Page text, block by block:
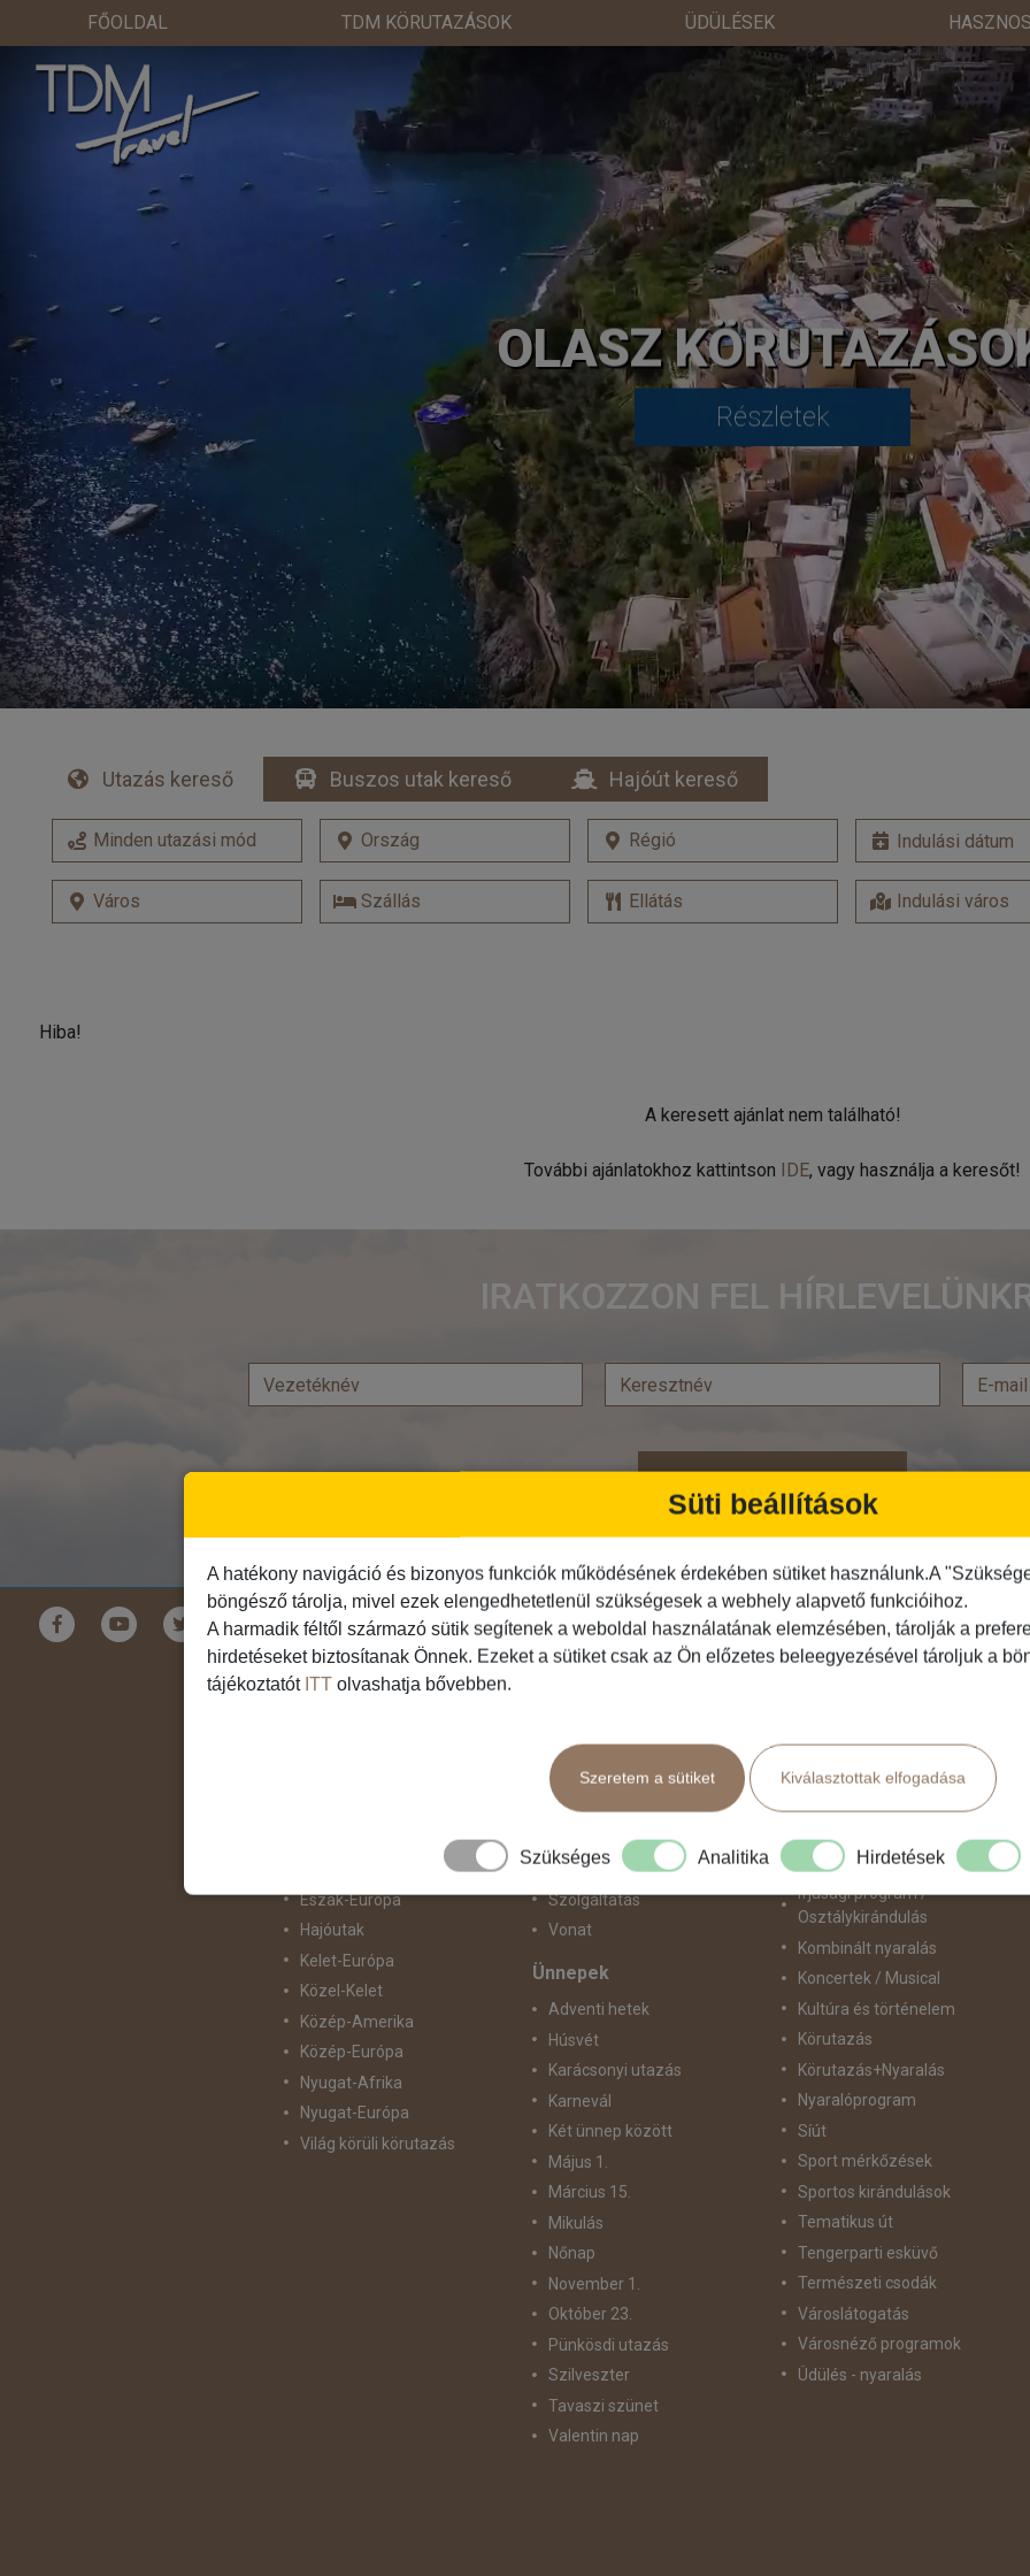
FŐOLDAL TDM KÖRUTAZÁSOK ÜDÜLÉSEK
OLASZ
Részletek
Utazás kereső Buszos utak kereső Hajóút kereső
Hiba!
A keresett ajánlat nem található!
További ajánlatokhoz kattintson IDE, vagy használja a keresőt!
IRATKOZZON FEL
Feliratkozás
Földrészek
Ausztrália
Ázsia
Észak-Európa
Hajóutak
Kelet-Európa
Közel-Kelet
Közép-Amerika
Közép-Európa
Nyugat-Afrika
Nyugat-Európa
Világ körüli körutazás
Közlekedés
Busszal
Fly & Drive
Hajó
repülő+busz
repülő+hajó
Repülővel
Szolgáltatás
Vonat
Ünnepek
Adventi hetek
Húsvét
Karácsonyi utazás
Karnevál
Két ünnep között
Május 1.
Március 15.
Mikulás
Nőnap
November 1.
Október 23.
Pünkösdi utazás
Szilveszter
Tavaszi szünet
Valentin nap
Programtípus
1 napos utak
Egzotikus út
Fesztiválok
Golfút
Gyalogtúra
Hajóút
Ifjúsági program /
Osztálykirándulás
Kombinált nyaralás
Koncertek / Musical
Kultúra és történelem
Körutazás
Körutazás+Nyaralás
Nyaralóprogram
Síút
Sport mérkőzések
Sportos kirándulások
Tematikus út
Tengerparti esküvő
Természeti csodák
Városlátogatás
Városnéző programok
Üdülés - nyaralás
Süti beállítások
A hatékony navigáció és bizonyos funkciók működésének érdekében sütiket használunk.A
böngésző tárolja, mivel ezek elengedhetetlenül szükségesek a webhely alapvető funkcióihoz.
A harmadik féltől származó sütik segítenek a weboldal használatának elemzésében, tárolják a
hirdetéseket biztosítanak Önnek. Ezeket a sütiket csak az Ön előzetes beleegyezésével tároljuk a
tájékoztatót ITT olvashatja bővebben.
Szeretem a sütiket Kiválasztottak elfogadása
Szükséges Analitika Hirdetések